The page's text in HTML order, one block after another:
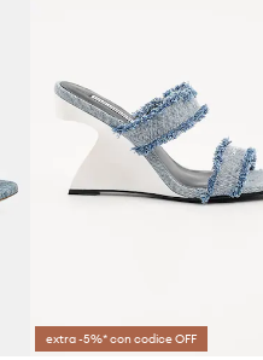
extra -5%* con codice OFF